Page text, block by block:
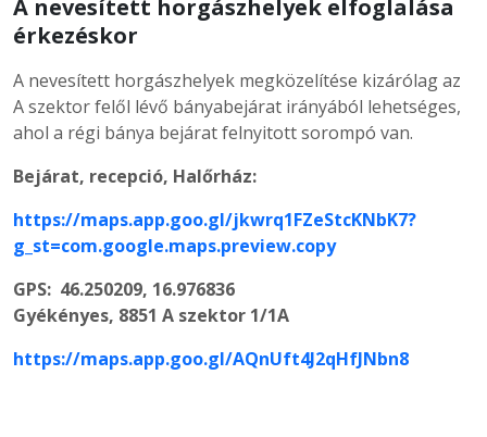
A nevesített horgászhelyek elfoglalása
érkezéskor
A nevesített horgászhelyek megközelítése kizárólag az
A szektor felől lévő bányabejárat irányából lehetséges,
ahol a régi bánya bejárat felnyitott sorompó van.
Bejárat, recepció, Halőrház:
https://maps.app.goo.gl/jkwrq1FZeStcKNbK7?
g_st=com.google.maps.preview.copy
GPS: 46.250209, 16.976836
Gyékényes, 8851 A szektor 1/1A
https://maps.app.goo.gl/AQnUft4J2qHfJNbn8